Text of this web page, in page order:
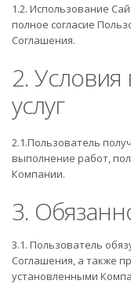
1.2. Использование
полное согласие
Соглашения.
2.
услуг
2.1.Пользователь
выполнение работ,
Компании.
3.
3.1. Пользователь
Соглашения, а также
установленными